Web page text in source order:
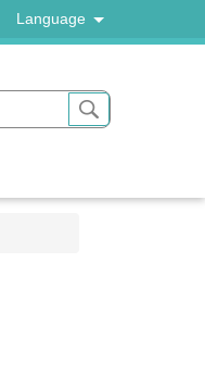
Language